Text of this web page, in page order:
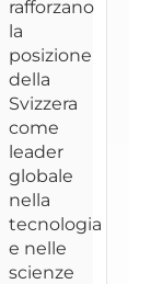
rafforzano
la
posizione
della
Svizzera
come
leader
globale
nella
tecnologia
e nelle
scienze